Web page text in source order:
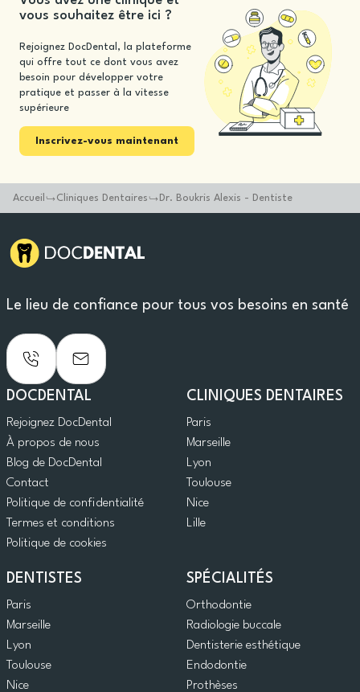
vous souhaitez être ici ?
Rejoignez DocDental, la plateforme
qui offre tout ce dont vous avez
besoin pour développer votre
pratique et passer à la vitesse
supérieure
Inscrivez-vous maintenant
Accueil Cliniques Dentaires Dr. Boukris Alexis - Dentiste
Le lieu de confiance pour tous vos besoins en santé
DOCDENTAL
Rejoignez DocDental
À propos de nous
Blog de DocDental
Contact
Politique de confidentialité
Termes et conditions
Politique de cookies
CLINIQUES DENTAIRES
Paris
Marseille
Lyon
Toulouse
Nice
Lille
DENTISTES
Paris
Marseille
Lyon
Toulouse
Nice
SPÉCIALITÉS
Orthodontie
Radiologie buccale
Dentisterie esthétique
Endodontie
Prothèses